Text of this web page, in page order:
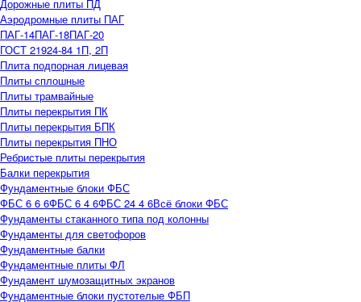
Дорожные плиты ПД
Аэродромные плиты ПАГ
ПАГ-14ПАГ-18ПАГ-20
ГОСТ 21924-84 1П, 2П
Плита подпорная лицевая
Плиты сплошные
Плиты трамвайные
Плиты перекрытия ПК
Плиты перекрытия БПК
Плиты перекрытия ПНО
Ребристые плиты перекрытия
Балки перекрытия
Фундаментные блоки ФБС
ФБС 6 6 6ФБС 6 4 6ФБС 24 4 6Всё блоки ФБС
Фундаменты стаканного типа под колонны
Фундаменты для светофоров
Фундаментные балки
Фундаментные плиты ФЛ
Фундамент шумозащитных экранов
Фундаментные блоки пустотелые ФБП